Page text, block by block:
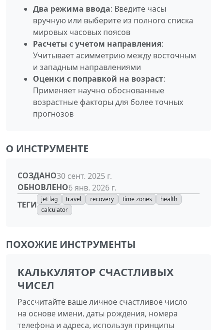
Два режима ввода: Введите часы
вручную или выберите из полного списка
мировых часовых поясов
Расчеты с учетом направления:
Учитывает асимметрию между восточным
и западным направлениями
Оценки с поправкой на возраст:
Применяет научно обоснованные
возрастные факторы для более точных
прогнозов
О ИНСТРУМЕНТЕ
СОЗДАНО30 сент. 2025 г.
ОБНОВЛЕНО6 янв. 2026 г.
ТЕГИ
jet lag travel recovery time zones
health
calculator
ПОХОЖИЕ ИНСТРУМЕНТЫ
КАЛЬКУЛЯТОР СЧАСТЛИВЫХ
ЧИСЕЛ
Рассчитайте ваше личное счастливое число
на основе имени, даты рождения, номера
телефона и адреса, используя принципы